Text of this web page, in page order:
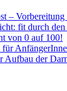
–
fit durch
von 0 auf 100!
Aufbau der